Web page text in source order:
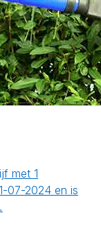
met 1
07-2024 en is